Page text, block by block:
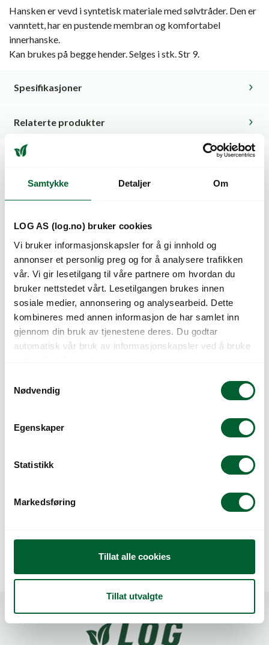
Samtykke Detaljer Om
LOG AS (log.no) bruker cookies
Vi bruker informasjonskapsler for å gi innhold og
annonser et personlig preg og for å analysere trafikken
vår. Vi gir lesetilgang til våre partnere om hvordan du
bruker nettstedet vårt. Lesetilgangen brukes innen
sosiale medier, annonsering og analysearbeid. Dette
kombineres med annen informasjon de har samlet inn
gjennom din bruk av tjenestene deres. Du godtar
automatisk vår bruk av informasjonskapsler ved å bruke
Nødvendig
Egenskaper
Statistikk
Markedsføring
Tillat alle cookies
Tillat utvalgte
Hansken er vevd i syntetisk materiale med sølvtråder. Den er
vanntett, har en pustende membran og komfortabel
innerhanske.
Kan brukes på begge hender. Selges i stk. Str 9.
Spesifikasjoner
Relaterte produkter
Kunder så også på
HANSKE RÅGUMMI
FORET STR 10
HANSKE
ROSEHANSKE LANG
STR 10
HEKKSAKS HELION